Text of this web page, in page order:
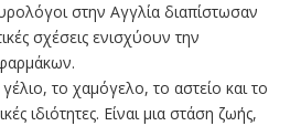
στην Αγγλία διαπίστωσαν
σχέσεις ενισχύουν την
το χαμόγελο, το αστείο και το
ιδιότητες. Είναι μια στάση ζωής,